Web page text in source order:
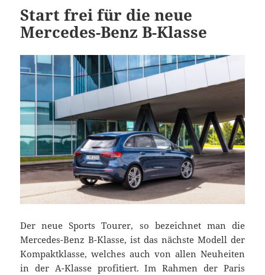
Start frei für die neue
Mercedes-Benz B-Klasse
Der neue Sports Tourer, so bezeichnet man die
Mercedes-Benz B-Klasse, ist das nächste Modell der
Kompaktklasse, welches auch von allen Neuheiten
in der A-Klasse profitiert. Im Rahmen der Paris